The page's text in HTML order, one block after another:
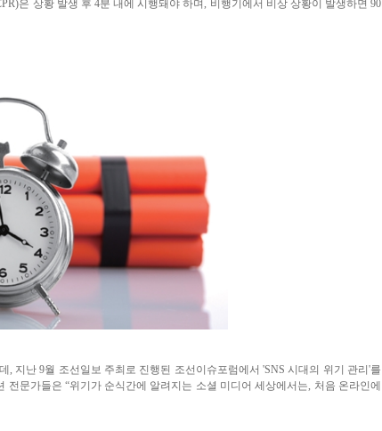
은 상황 발생 후 4분 내에 시행돼야 하며, 비행기에서 비상 상황이 발생하면 90
지난9월 조선일보 주최로 진행된 조선이슈포럼에서 'SNS시대의 위기 관리'를
전문가들은 “위기가 순식간에 알려지는 소셜 미디어 세상에서는
처음 온라인에